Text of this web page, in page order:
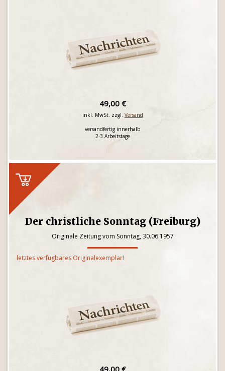
49,00 €
inkl. MwSt. zzgl. Versand
versandfertig innerhalb
2-3 Arbeitstage
Der christliche Sonntag (Freiburg)
Originale Zeitung vom Sonntag, 30.06.1957
letztes verfügbares Originalexemplar!
49,00 €